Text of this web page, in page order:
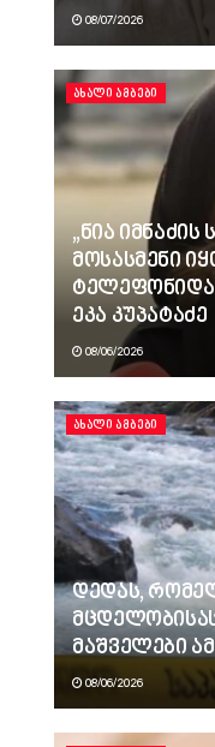
08/07/2026
ᲐᲮᲐᲚᲘ ᲐᲛᲑᲔᲑᲘ
„ნია
მოსასმენი
ეკა კუპატაძე
08/06/2026
ᲐᲮᲐᲚᲘ ᲐᲛᲑᲔᲑᲘ
დედას,
მაშველები
08/06/2026